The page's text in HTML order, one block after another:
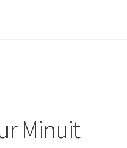
de ventes
Minuit